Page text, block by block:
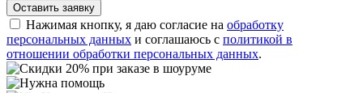
Оставить заявку
Нажимая кнопку, я даю согласие на обработку
персональных данных и соглашаюсь с политикой в
отношении обработки персональных данных.